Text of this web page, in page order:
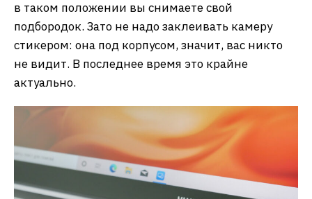
в таком положении вы снимаете свой
подбородок. Зато не надо заклеивать камеру
стикером: она под корпусом, значит, вас никто
не видит. В последнее время это крайне
актуально.